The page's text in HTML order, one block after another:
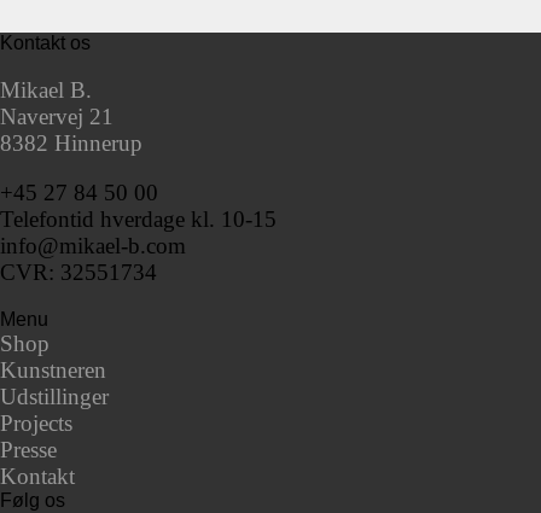
Kontakt os
Mikael B.
Navervej 21
8382 Hinnerup
+45 27 84 50 00
Telefontid hverdage kl. 10-15
info@mikael-b.com
CVR: 32551734
Menu
Shop
Kunstneren
Udstillinger
Projects
Presse
Kontakt
Følg os